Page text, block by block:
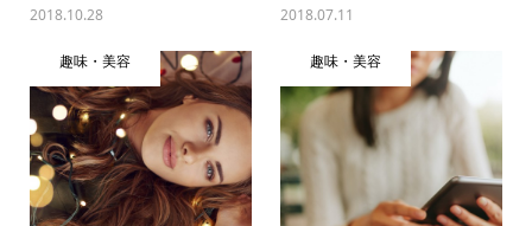
2018.10.28 2018.07.11
趣味・美容 趣味・美容